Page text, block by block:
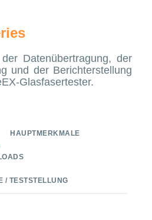
Datenübertragung, der
und der Berichterstellung
Glasfasertester.
HAUPTMERKMALE
/ TESTSTELLUNG